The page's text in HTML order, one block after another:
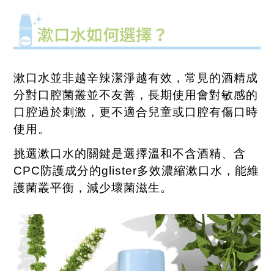
漱口水並非越辛辣潔淨越有效，常見的酒精成
分對口腔菌叢並不友善，長期使用會對敏感的
口腔過於刺激，更不適合兒童或口腔有傷口時
使用。
挑選漱口水的關鍵是選擇溫和不含酒精、含
CPC防護成分的glister多效濃縮漱口水，能維
護菌叢平衡，減少壞菌滋生。